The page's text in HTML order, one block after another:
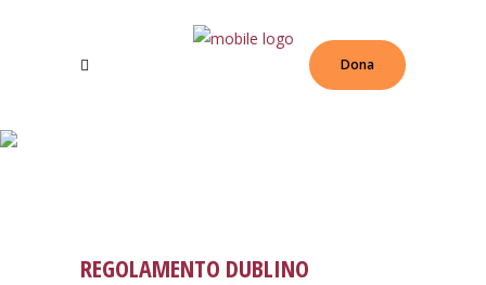
Dona
REGOLAMENTO DUBLINO